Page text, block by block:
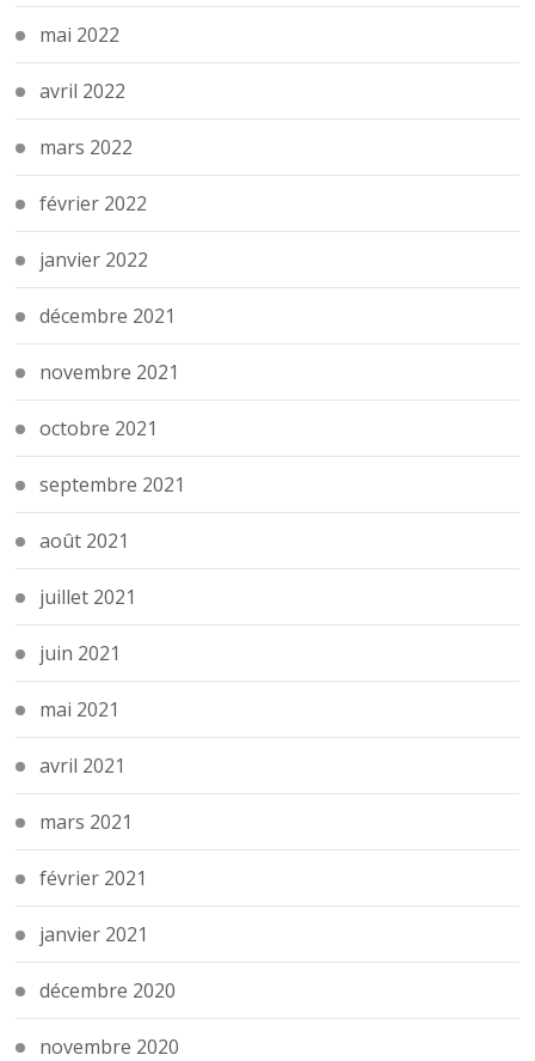
mai 2022
avril 2022
mars 2022
février 2022
janvier 2022
décembre 2021
novembre 2021
octobre 2021
septembre 2021
août 2021
juillet 2021
juin 2021
mai 2021
avril 2021
mars 2021
février 2021
janvier 2021
décembre 2020
novembre 2020